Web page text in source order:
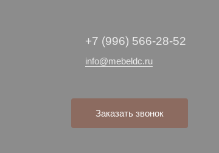
+7 (996) 566-28-52
info@mebeldc.ru
Заказать звонок